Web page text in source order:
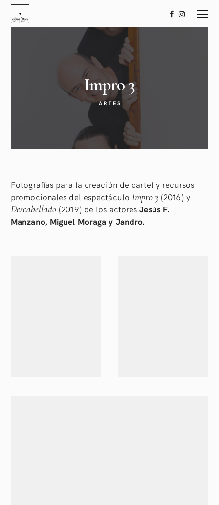
Impro3
ARTES
Fotografías para la creación de cartel y recursos
promocionales del espectáculoImpro 3 (2016) y
Descabellado (2019) de los actoresJesús F.
Manzano, Miguel Moraga y Jandro.